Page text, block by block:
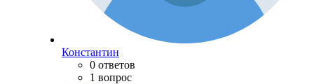
Константин
0 ответов
1 вопрос